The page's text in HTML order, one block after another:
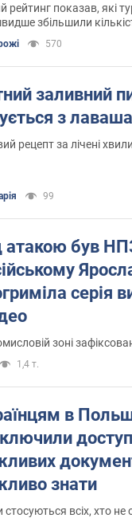
рейтинг показав, які
збільшили
570
заливний
з лаваша
рецепт за лічені
99
атакою був
серія
зоні
1,4 т.
в
знати
стосуються всіх, хто